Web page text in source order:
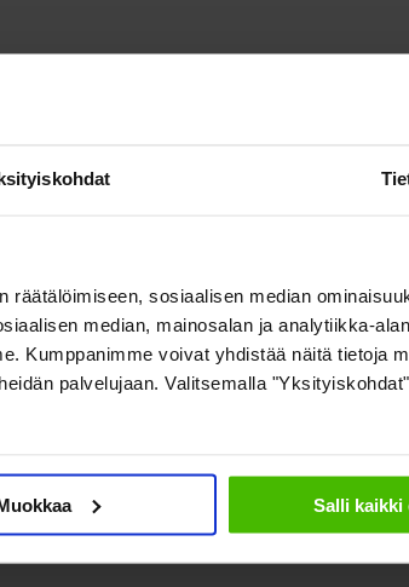
sosiaalisen median
median, mainosalan ja analytiikka-alan
Kumppanimme voivat yhdistää näitä tietoja
palvelujaan. Valitsemalla
Salli kaikki
että apteekkien määrän kasvaessa niiden
yhteyteen. Tämä lähtee
yhteiskäyttöön tarkoitettua lääkevarastoa
tulee rahoittaa muutoin kuin
ja kehittämiskeskuksesta annetun lain